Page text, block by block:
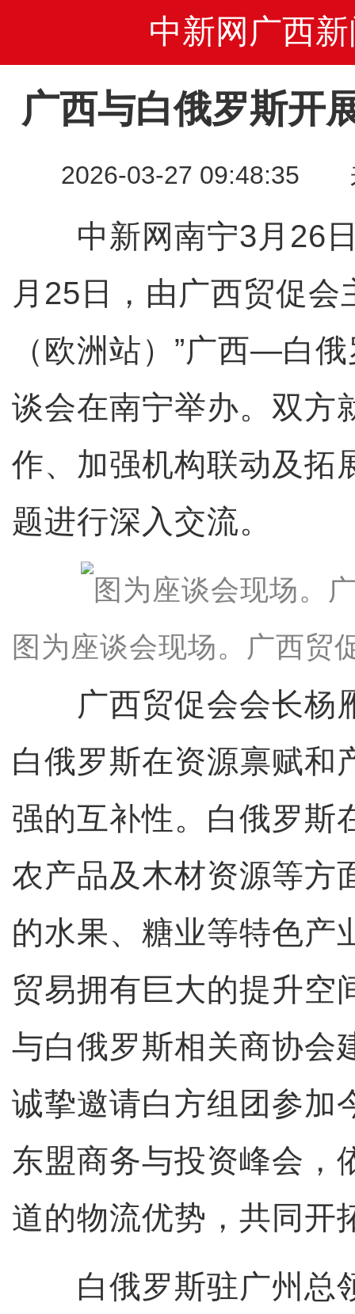
中新网广西新
广西与白俄罗斯开
2026-03-27 09:48:35
中新网南宁3月26日
月25日，由广西贸促会
（欧洲站）”广西—白
谈会在南宁举办。双方
作、加强机构联动及拓
题进行深入交流。
图为座谈会现场。广西贸
广西贸促会会长杨
白俄罗斯在资源禀赋和
强的互补性。白俄罗斯
农产品及木材资源等方
的水果、糖业等特色产
贸易拥有巨大的提升空
与白俄罗斯相关商协会
诚挚邀请白方组团参
东盟商务与投资峰会，
道的物流优势，共同开
白俄罗斯驻广州总